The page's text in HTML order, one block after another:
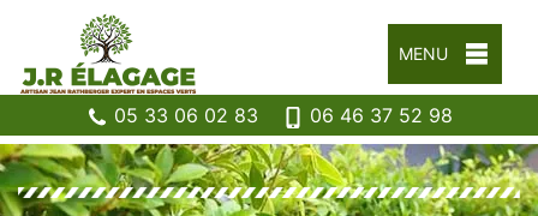
MENU
05 33 06 02 83 06 46 37 52 98